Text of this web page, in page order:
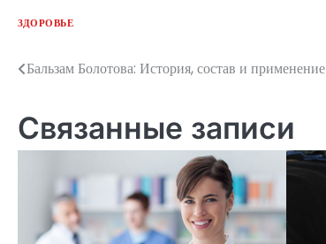
ЗДОРОВЬЕ
Навигация
записям
Бальзам Болотова: История, состав и применение
Связанные записи